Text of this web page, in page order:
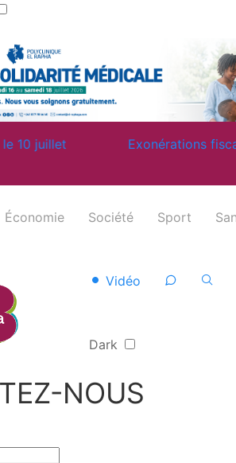
Exonérations fiscales :
Économie Société Sport
Vidéo
Dark
NOUS